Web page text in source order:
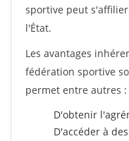
sportive peut
l'État.
Les avantages
fédération sportive
permet entre autres :
D'obtenir
D'accéder à